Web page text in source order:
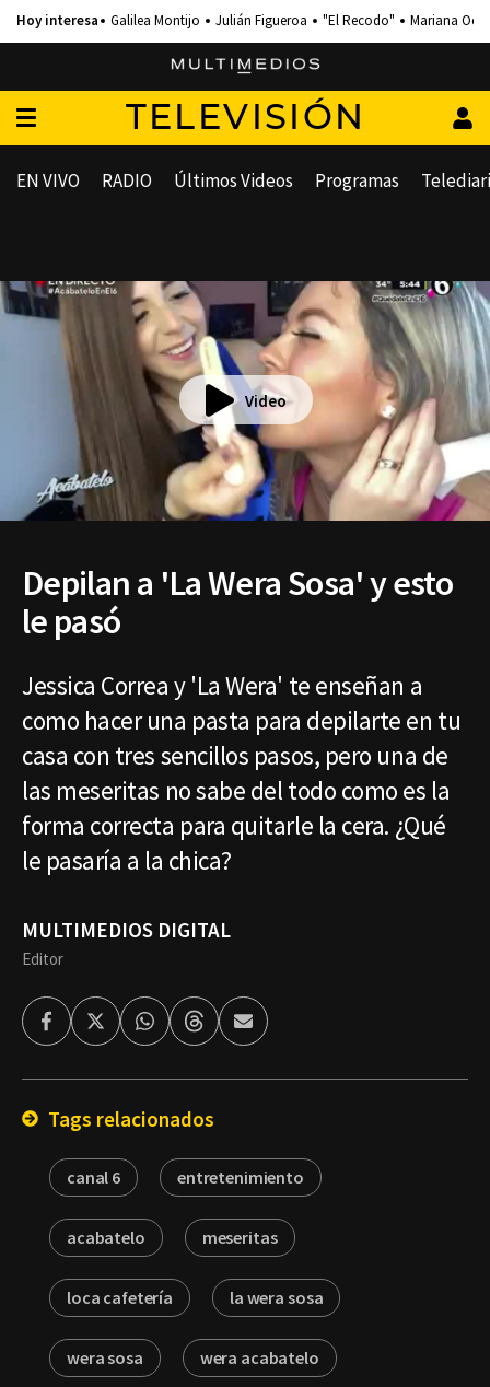
Galilea Montijo Julián Figueroa "El Recodo" Mariana
TELEVISIÓN
EN VIVO RADIO Últimos Videos Programas
Video
Depilan a 'La Wera Sosa' y esto
le pasó
Jessica Correa y 'La Wera' te enseñan a
como hacer una pasta para depilarte en tu
casa con tres sencillos pasos, pero una de
las meseritas no sabe del todo como es la
forma correcta para quitarle la cera. ¿Qué
le pasaría a la chica?
MULTIMEDIOS DIGITAL
Editor
FacebookTwitterWhatsappThreadsEnviar
por
Tags relacionados
canal 6 entretenimiento
acabatelo meseritas
loca cafetería la wera sosa
wera sosa wera acabatelo